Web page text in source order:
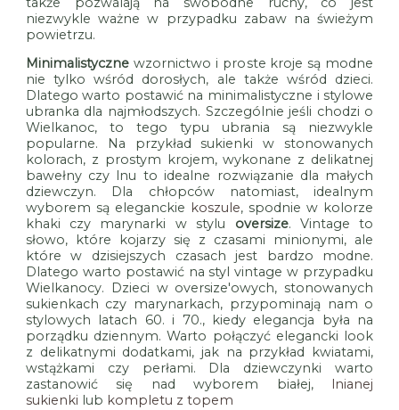
niezwykle ważne w przypadku zabaw na świeżym
powietrzu.
Minimalistycznewzornictwo i proste kroje są modne
nie tylko wśród dorosłych, ale także wśród dzieci.
Dlatego warto postawić na minimalistyczne i stylowe
ubranka dla najmłodszych. Szczególnie jeśli chodzi o
Wielkanoc, to tego typu ubrania są niezwykle
popularne. Na przykład sukienki w stonowanych
kolorach, z prostym krojem, wykonane z delikatnej
bawełny czy lnu to idealne rozwiązanie dla małych
dziewczyn. Dla chłopców natomiast, idealnym
wyborem są eleganckie koszule, spodnie w kolorze
khaki czy marynarki w stylu oversize. Vintage to
słowo, które kojarzy się z czasami minionymi, ale
które w dzisiejszych czasach jest bardzo modne.
Dlatego warto postawić na styl vintage w przypadku
Wielkanocy. Dzieci w oversize'owych, stonowanych
sukienkach czy marynarkach, przypominają nam o
stylowych latach 60. i 70., kiedy elegancja była na
porządku dziennym. Warto połączyć elegancki look
z delikatnymi dodatkami, jak na przykład kwiatami,
wstążkami czy perłami. Dla dziewczynki warto
zastanowić się nad wyborem białej,
lnianej
sukienki lub kompletu z topem